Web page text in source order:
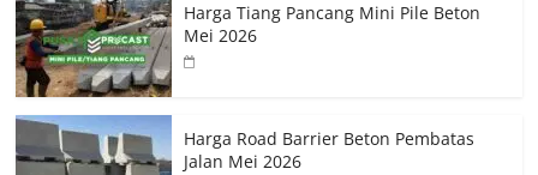
Harga Tiang Pancang Mini Pile Beton
Mei 2026
Harga Road Barrier Beton Pembatas
Jalan Mei 2026